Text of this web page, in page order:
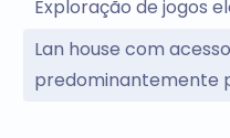
Exploração de jogos
Lan house com
predominantemente